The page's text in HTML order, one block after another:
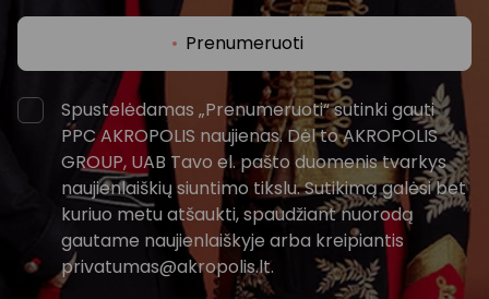
Prenumeruoti
Spustelėdamas „Prenumeruoti“ sutinki gauti
PPC AKROPOLIS naujienas. Dėl to AKROPOLIS
GROUP, UAB Tavo el. pašto duomenis tvarkys
naujienlaiškių siuntimo tikslu. Sutikimą galėsi bet
kuriuo metu atšaukti, spaudžiant nuorodą
gautame naujienlaiškyje arba kreipiantis
privatumas@akropolis.lt.